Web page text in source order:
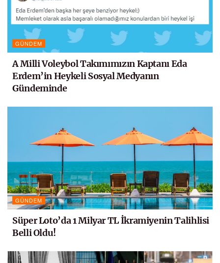
GÜNDEM
A Milli Voleybol Takımımızın Kaptanı Eda
Erdem’in Heykeli Sosyal Medyanın
Gündeminde
GÜNDEM
Süper Loto’da 1 Milyar TL İkramiyenin Talihlisi
Belli Oldu!